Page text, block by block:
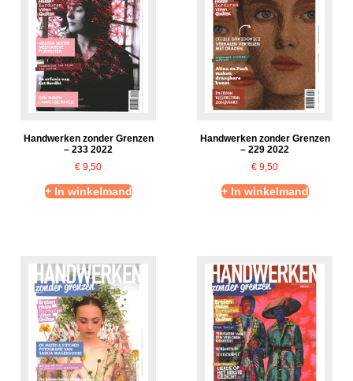
Handwerken zonder Grenzen
– 233 2022
€ 9,50
+ In winkelmand
Handwerken zonder Grenzen
– 229 2022
€ 9,50
+ In winkelmand